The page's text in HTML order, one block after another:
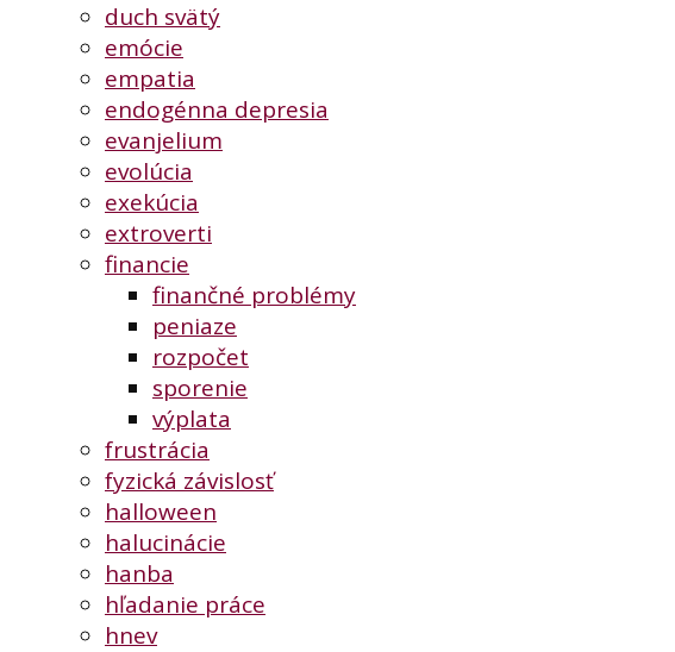
duch svätý
emócie
empatia
endogénna depresia
evanjelium
evolúcia
exekúcia
extroverti
financie
finančné problémy
peniaze
rozpočet
sporenie
výplata
frustrácia
fyzická závislosť
halloween
halucinácie
hanba
hľadanie práce
hnev